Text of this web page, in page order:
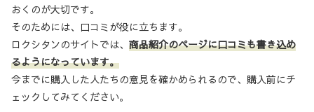
おくのが大切です。
そのためには、口コミが役に立ちます。
ロクシタンのサイトでは、 商品紹介のページに口コミも書き込め
るようになっています。
今までに購入した人たちの意見を確かめられるので、購入前にチ
ェックしてみてください。